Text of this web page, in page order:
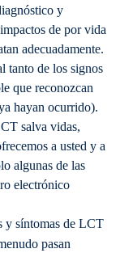
y
de por vida
adecuadamente.
tanto de los signos
que reconozcan
hayan ocurrido).
salva vidas,
a usted y a
algunas de las
electrónico
y síntomas de LCT
pasan